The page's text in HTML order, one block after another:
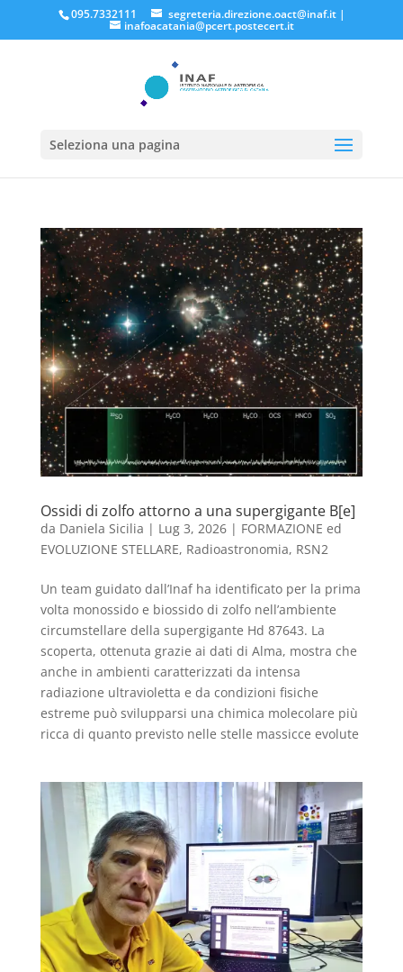
095.7332111 segreteria.direzione.oact@inaf.it|
inafoacatania@pcert.postecert.it
Seleziona una pagina
Ossidi di zolfo attorno a una supergigante B[e]
da Daniela Sicilia | Lug 3, 2026| FORMAZIONE ed
EVOLUZIONE STELLARE, Radioastronomia, RSN2
Un team guidato dall’Inaf ha identificato per la prima
volta monossido e biossido di zolfo nell’ambiente
circumstellare della supergigante Hd 87643. La
scoperta, ottenuta grazie ai dati di Alma, mostra che
anche in ambienti caratterizzati da intensa
radiazione ultravioletta e da condizioni fisiche
estreme può svilupparsi una chimica molecolare più
ricca di quanto previsto nelle stelle massicce evolute